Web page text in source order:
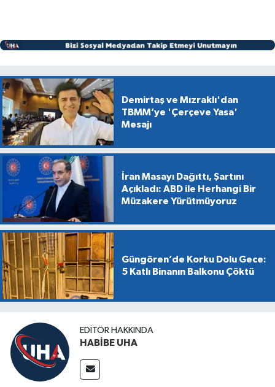
Demirtaş ve Mızraklı'dan
TBMM’ye 'Çerçeve Yasa'
Mesajı
İran Masayı Dağıttı, Şartını
Açıkladı: ABD ile Herhangi Bir
Müzakere Yürütmüyoruz
Güngören’de Korku Dolu Gece:
5 Katlı Binanın Balkonu Çöktü
EDITÖR HAKKINDA
HABİBE UHA